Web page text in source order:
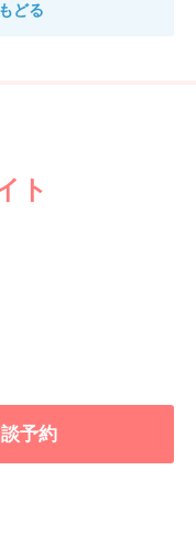
どる
ト
予約